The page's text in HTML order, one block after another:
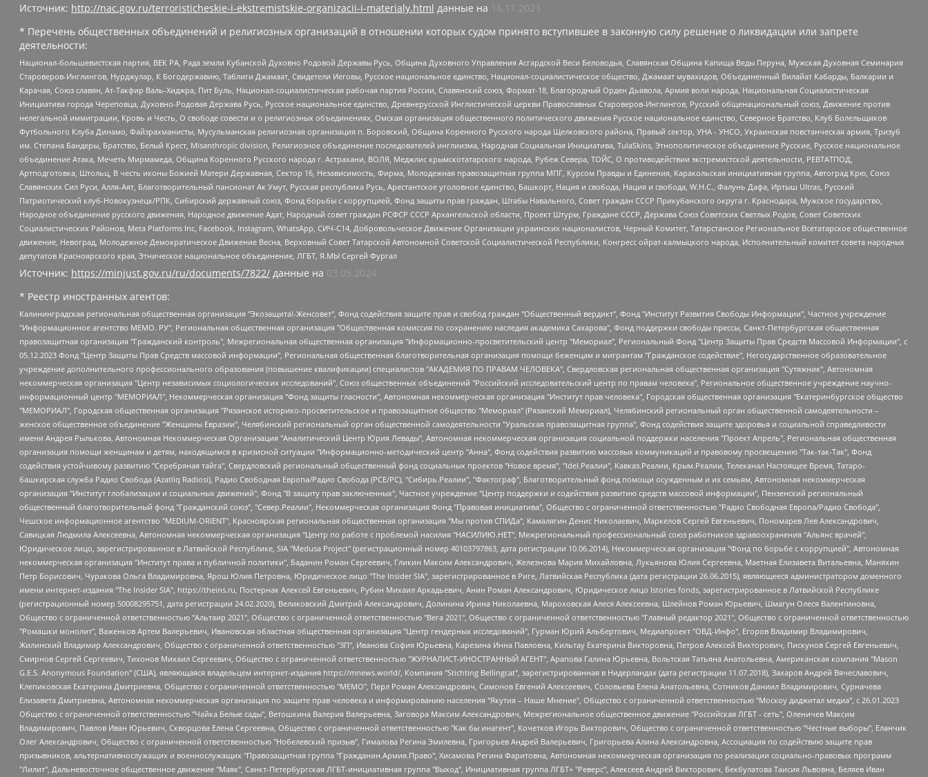
Источник: http://nac.gov.ru/terroristicheskie-i-ekstremistskie-organizacii-i-materialy.html данные на
16.11.2023
* Перечень общественных объединений и религиозных организаций в отношении которых судом принято вступившее в законную силу решение о ликвидации или запрете
деятельности:
Национал-большевистская партия, ВЕК РА, Рада земли Кубанской Духовно Родовой Державы Русь, Община Духовного Управления Асгардской Веси Беловодья, Славянская Община Капища Веды Перуна, Мужская Духовная Семинария
Староверов-Инглингов, Нурджулар, К Богодержавию, Таблиги Джамаат, Свидетели Иеговы, Русское национальное единство, Национал-социалистическое общество, Джамаат мувахидов, Объединенный Вилайат Кабарды, Балкарии и
Карачая, Союз славян, Ат-Такфир Валь-Хиджра, Пит Буль, Национал-социалистическая рабочая партия России, Славянский союз, Формат-18, Благородный Орден Дьявола, Армия воли народа, Национальная Социалистическая
Инициатива города Череповца, Духовно-Родовая Держава Русь, Русское национальное единство, Древнерусской Инглистической церкви Православных Староверов-Инглингов, Русский общенациональный союз, Движение против
нелегальной иммиграции, Кровь и Честь, О свободе совести и о религиозных объединениях, Омская организация общественного политического движения Русское национальное единство, Северное Братство, Клуб Болельщиков
Футбольного Клуба Динамо, Файзрахманисты, Мусульманская религиозная организация п. Боровский, Община Коренного Русского народа Щелковского района, Правый сектор, УНА - УНСО, Украинская повстанческая армия, Тризуб
им. Степана Бандеры, Братство, Белый Крест, Misanthropic division, Религиозное объединение последователей инглиизма, Народная Социальная Инициатива, TulaSkins, Этнополитическое объединение Русские, Русское национальное
объединение Атака, Мечеть Мирмамеда, Община Коренного Русского народа г. Астрахани, ВОЛЯ, Меджлис крымскотатарского народа, Рубеж Севера, ТОЙС, О противодействии экстремистской деятельности, РЕВТАТПОД,
Артподготовка, Штольц, В честь иконы Божией Матери Державная, Сектор 16, Независимость, Фирма, Молодежная правозащитная группа МПГ, Курсом Правды и Единения, Каракольская инициативная группа, Автоград Крю, Союз
Славянских Сил Руси, Алля-Аят, Благотворительный пансионат Ак Умут, Русская республика Русь, Арестантское уголовное единство, Башкорт, Нация и свобода, Нация и свобода, W.H.С., Фалунь Дафа, Иртыш Ultras, Русский
Патриотический клуб-Новокузнецк/РПК, Сибирский державный союз, Фонд борьбы с коррупцией, Фонд защиты прав граждан, Штабы Навального, Совет граждан СССР Прикубанского округа г. Краснодара, Мужское государство,
Народное объединение русского движения, Народное движение Адат, Народный совет граждан РСФСР СССР Архангельской области, Проект Штурм, Граждане СССР, Держава Союз Советских Светлых Родов, Совет Советских
Социалистических Районов, Meta Platforms Inc, Facebook, Instagram, WhatsApp, СИЧ-С14, Добровольческое Движение Организации украинских националистов, Черный Комитет, Татарстанское Региональное Всетатарское общественное
движение, Невоград, Молодежное Демократическое Движение Весна, Верховный Совет Татарской Автономной Советской Социалистической Республики, Конгресс ойрат-калмыцкого народа, Исполнительный комитет совета народных
депутатов Красноярского края, Этническое национальное объединение, ЛГБТ, Я.МЫ Сергей Фургал
Источник: https://minjust.gov.ru/ru/documents/7822/ данные на 03.05.2024
* Реестр иностранных агентов:
Калининградская региональная общественная организация "Экозащита!-Женсовет", Фонд содействия защите прав и свобод граждан "Общественный вердикт", Фонд "Институт Развития Свободы Информации", Частное учреждение "Информационное агентство МЕМО. РУ", Региональная общественная организация "Общественная комиссия по сохранению наследия академика Сахарова", Фонд поддержки свободы прессы, Санкт-Петербургская общественная правозащитная организация "Гражданский контроль", Межрегиональная общественная организация "Информационно-просветительский центр "Мемориал", Региональный Фонд "Центр Защиты Прав Средств Массовой Информации", с 05.12.2023 Фонд "Центр Защиты Прав Средств массовой информации", Региональная общественная благотворительная организация помощи беженцам и мигрантам "Гражданское содействие", Негосударственное образовательное учреждение дополнительного профессионального образования (повышение квалификации) специалистов "АКАДЕМИЯ ПО ПРАВАМ ЧЕЛОВЕКА", Свердловская региональная общественная организация "Сутяжник", Автономная некоммерческая организация "Центр независимых социологических исследований", Союз общественных объединений "Российский исследовательский центр по правам человека", Региональное общественное учреждение научно-информационный центр "МЕМОРИАЛ", Некоммерческая организация "Фонд защиты гласности", Автономная некоммерческая организация "Институт прав человека", Городская общественная организация "Екатеринбургское общество "МЕМОРИАЛ", Городская общественная организация "Рязанское историко-просветительское и правозащитное общество "Мемориал" (Рязанский Мемориал), Челябинский региональный орган общественной самодеятельности – женское общественное объединение "Женщины Евразии", Челябинский региональный орган общественной самодеятельности "Уральская правозащитная группа", Фонд содействия защите здоровья и социальной справедливости имени Андрея Рылькова, Автономная Некоммерческая Организация "Аналитический Центр Юрия Левады", Автономная некоммерческая организация социальной поддержки населения "Проект Апрель", Региональная общественная организация помощи женщинам и детям, находящимся в кризисной ситуации "Информационно-методический центр "Анна", Фонд содействия развитию массовых коммуникаций и правовому просвещению "Так-так-Так", Фонд содействия устойчивому развитию "Серебряная тайга", Свердловский региональный общественный фонд социальных проектов "Новое время", "Idel.Реалии", Кавказ.Реалии, Крым.Реалии, Телеканал Настоящее Время, Татаро-башкирская служба Радио Свобода (Azatliq Radiosi), Радио Свободная Европа/Радио Свобода (PCE/PC), "Сибирь.Реалии", "Фактограф", Благотворительный фонд помощи осужденным и их семьям, Автономная некоммерческая организация "Институт глобализации и социальных движений", Фонд "В защиту прав заключенных", Частное учреждение "Центр поддержки и содействия развитию средств массовой информации", Пензенский региональный общественный благотворительный фонд "Гражданский союз", "Север.Реалии", Некоммерческая организация Фонд "Правовая инициатива", Общество с ограниченной ответственностью "Радио Свободная Европа/Радио Свобода", Чешское информационное агентство "MEDIUM-ORIENT", Красноярская региональная общественная организация "Мы против СПИДа", Камалягин Денис Николаевич, Маркелов Сергей Евгеньевич, Пономарев Лев Александрович, Савицкая Людмила Алексеевна, Автономная некоммерческая организация "Центр по работе с проблемой насилия "НАСИЛИЮ.НЕТ", Межрегиональный профессиональный союз работников здравоохранения "Альянс врачей", Юридическое лицо, зарегистрированное в Латвийской Республике, SIA "Medusa Project" (регистрационный номер 40103797863, дата регистрации 10.06.2014), Некоммерческая организация "Фонд по борьбе с коррупцией", Автономная некоммерческая организация "Институт права и публичной политики", Баданин Роман Сергеевич, Гликин Максим Александрович, Железнова Мария Михайловна, Лукьянова Юлия Сергеевна, Маетная Елизавета Витальевна, Маняхин Петр Борисович, Чуракова Ольга Владимировна, Ярош Юлия Петровна, Юридическое лицо "The Insider SIA", зарегистрированное в Риге, Латвийская Республика (дата регистрации 26.06.2015), являющееся администратором доменного имени интернет-издания "The Insider SIA", https://theins.ru, Постернак Алексей Евгеньевич, Рубин Михаил Аркадьевич, Анин Роман Александрович, Юридическое лицо Istories fonds, зарегистрированное в Латвийской Республике (регистрационный номер 50008295751, дата регистрации 24.02.2020), Великовский Дмитрий Александрович, Долинина Ирина Николаевна, Мароховская Алеся Алексеевна, Шлейнов Роман Юрьевич, Шмагун Олеся Валентиновна, Общество с ограниченной ответственностью "Альтаир 2021", Общество с ограниченной ответственностью "Вега 2021", Общество с ограниченной ответственностью "Главный редактор 2021", Общество с ограниченной ответственностью "Ромашки монолит", Важенков Артем Валерьевич, Ивановская областная общественная организация "Центр гендерных исследований", Гурман Юрий Альбертович, Медиапроект "ОВД-Инфо", Егоров Владимир Владимирович, Жилинский Владимир Александрович, Общество с ограниченной ответственностью "ЗП", Иванова София Юрьевна, Карезина Инна Павловна, Кильтау Екатерина Викторовна, Петров Алексей Викторович, Пискунов Сергей Евгеньевич, Смирнов Сергей Сергеевич, Тихонов Михаил Сергеевич, Общество с ограниченной ответственностью "ЖУРНАЛИСТ-ИНОСТРАННЫЙ АГЕНТ", Арапова Галина Юрьевна, Вольтская Татьяна Анатольевна, Американская компания "Mason G.E.S. Anonymous Foundation" (США), являющаяся владельцем интернет-издания https://mnews.world/, Компания "Stichting Bellingcat", зарегистрированная в Нидерландах (дата регистрации 11.07.2018), Захаров Андрей Вячеславович, Клепиковская Екатерина Дмитриевна, Общество с ограниченной ответственностью "МЕМО", Перл Роман Александрович, Симонов Евгений Алексеевич, Соловьева Елена Анатольевна, Сотников Даниил Владимирович, Сурначева Елизавета Дмитриевна, Автономная некоммерческая организация по защите прав человека и информированию населения "Якутия – Наше Мнение", Общество с ограниченной ответственностью "Москоу диджитал медиа", с 26.01.2023 Общество с ограниченной ответственностью "Чайка Белые сады", Ветошкина Валерия Валерьевна, Заговора Максим Александрович, Межрегиональное общественное движение "Российская ЛГБТ - сеть", Оленичев Максим Владимирович, Павлов Иван Юрьевич, Скворцова Елена Сергеевна, Общество с ограниченной ответственностью "Как бы инагент", Кочетков Игорь Викторович, Общество с ограниченной ответственностью "Честные выборы", Еланчик Олег Александрович, Общество с ограниченной ответственностью "Нобелевский призыв", Гималова Регина Эмилевна, Григорьев Андрей Валерьевич, Григорьева Алина Александровна, Ассоциация по содействию защите прав призывников, альтернативнослужащих и военнослужащих "Правозащитная группа "Гражданин.Армия.Право", Хисамова Регина Фаритовна, Автономная некоммерческая организация по реализации социально-правовых программ "Лилит", Дальневосточное общественное движение "Маяк", Санкт-Петербургская ЛГБТ-инициативная группа "Выход", Инициативная группа ЛГБТ+ "Реверс", Алексеев Андрей Викторович, Бекбулатова Таисия Львовна, Беляев Иван Михайлович, Владыкина Елена Сергеевна, Гельман Марат Александрович, Никульшина Вероника Юрьевна, Толоконникова Надежда Андреевна, Шендерович Виктор Анатольевич, Общество с ограниченной ответственностью "Данное сообщение", Общество с ограниченной ответственностью Издательский дом "Новая глава", Айнбиндер Александра Александровна, Московский комьюнити-центр для ЛГБТ+инициатив, Благотворительный фонд развития филантропии, Deutsche Welle (Германия, Kurt-Schumacher-Strasse 3, 53113 Bonn), Борзунова Мария Михайловна, Воробьев Виктор Викторович, Голубева Анна Львовна, Константинова Алла Михайловна, Малкова Ирина Владимировна, Мурадов Мурад Абдулгалимович, Осетинская Елизавета Николаевна, Понасенков Евгений Николаевич, Ганапольский Матвей Юрьевич, Киселев Евгений Алексеевич, Борухович Ирина Григорьевна, Дремин Иван Тимофеевич, Дубровский Дмитрий Викторович, Красноярская региональная общественная организация поддержки и развития альтернативных образовательных технологий и межкультурных коммуникаций "ИНТЕРРА", Маяковская Екатерина Алексеевна, Фейгин Марк Захарович, Филимонов Андрей Викторович, Дзугкоева Регина Николаевна, Доброхотов Роман Александрович, Дудь Юрий Александрович, Елкин Сергей Владимирович, Кругликов Кирилл Игоревич, Сабунаева Мария Леонидовна, Семенов Алексей Владимирович, Шаинян Карен Багратович, Шульман Екатерина Михайловна, Асафьев Артур Валерьевич, Вахштайн Виктор Семенович, Венедиктов Алексей Алексеевич, Лушникова Екатерина Евгеньевна, Волков Леонид Михайлович, Невзоров Александр Глебович, Пархоменко Сергей Борисович, Сироткин Ярослав Николаевич, Кара-Мурза Владимир Владимирович, Баранова Наталья Владимировна, Гозман Леонид Яковлевич, Кагарлицкий Борис Юльевич, Климарев Михаил Валерьевич, Милов Владимир Станиславович, Автономная некоммерческая организация Краснодарский центр современного искусства "Типография", Моргенштерн Алишер Тагирович, Соболь Любовь Эдуардовна, Общество с ограниченной ответственностью "ЛИЗА НОРМ", Каспаров Гарри Кимович, Ходорковский Михаил Борисович, Общество с ограниченной ответственностью "Апрельские тезисы", Данилович Ирина Брониславовна, Кашин Олег Владимирович, Петров Николай Владимирович, Пивоваров Алексей Владимирович, Соколов Михаил Владимирович, Цветкова Юлия Владимировна, Чичваркин Евгений Александрович, Комитет против пыток/Команда против пыток, Общество с ограниченной ответственностью "Первый научный", Общество с ограниченной ответственностью "Вертолет и ко", Белоцерковская Вероника Борисовна, Кац Максим Евгеньевич, Лазарева Татьяна Юрьевна, Шаведдинов Руслан Табризович, Яшин Илья Валерьевич, Общество с ограниченной ответственностью "Иноагент ААВ", Алешковский Дмитрий Петрович, Альбац Евгения Марковна, Быков Дмитрий Львович, Галямина Юлия Евгеньевна, Лойко Сергей Леонидович, Мартынов Кирилл Константинович, Медведев Сергей Александрович, Крашенинников Федор Геннадиевич, Гордеева Катерина Вл